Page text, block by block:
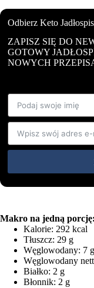
Odbierz Keto
ZAPISZ SIĘ DO
GOTOWY
NOWYCH
Makro na jedną porcję:
Kalorie: 292 kcal
Tłuszcz: 29 g
Węglowodany: 7 g
Węglowodany
Białko: 2 g
Błonnik: 2 g